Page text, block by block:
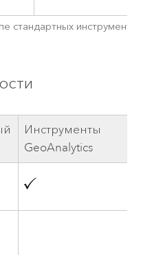
стандартных
Инструменты
GeoAnalytics